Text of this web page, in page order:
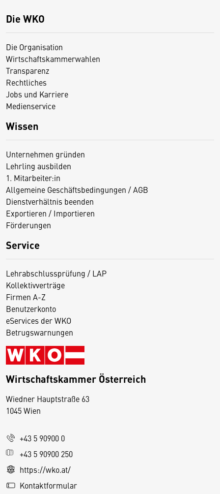
Die WKO
Die Organisation
Wirtschaftskammerwahlen
Transparenz
Rechtliches
Jobs und Karriere
Medienservice
Wissen
Unternehmen gründen
Lehrling ausbilden
1. Mitarbeiter:in
Allgemeine Geschäftsbedingungen / AGB
Dienstverhältnis beenden
Exportieren / Importieren
Förderungen
Service
Lehrabschlussprüfung / LAP
Kollektivverträge
Firmen A-Z
Benutzerkonto
eServices der WKO
Betrugswarnungen
Wirtschaftskammer Österreich
Wiedner Hauptstraße 63
1045 Wien
+43 5 90900 0
+43 5 90900 250
https://wko.at/
Kontaktformular
D
s
e
S
e